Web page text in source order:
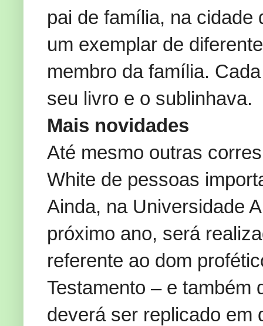
pai de família, na cidade
um exemplar de
membro da família.
seu livro e o sublinhava.
Mais novidades
Até mesmo outras
White de pessoas
Ainda, na Universidade
próximo ano, será
referente ao dom
Testamento – e também
deverá ser replicado em